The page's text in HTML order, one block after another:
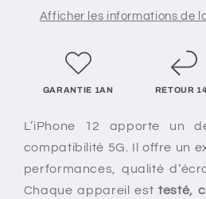
Afficher les informations de
GARANTIE 1AN RETOUR
L’iPhone 12 apporte un
compatibilité 5G. Il offre un
performances, qualité
Chaque appareil esttesté,